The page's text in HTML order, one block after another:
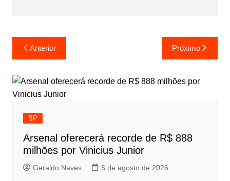
Navegação
de
Post
Anterior Próximo
BP
Arsenal oferecerá recorde de R$ 888
milhões por Vinicius Junior
Geraldo Naves 5 de agosto de 2026